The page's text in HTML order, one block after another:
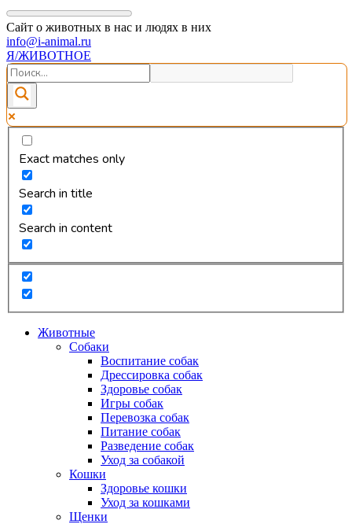
Сайт о животных в нас и людях в них
info@i-animal.ru
Я/ЖИВОТНОЕ
Exact matches only
Search in title
Search in content
Животные
Собаки
Воспитание собак
Дрессировка собак
Здоровье собак
Игры собак
Перевозка собак
Питание собак
Разведение собак
Уход за собакой
Кошки
Здоровье кошки
Уход за кошками
Щенки